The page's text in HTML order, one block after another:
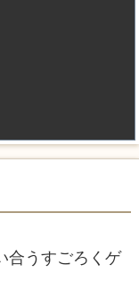
合うすごろくゲ